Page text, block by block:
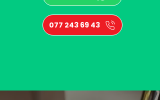
077 243 69 43